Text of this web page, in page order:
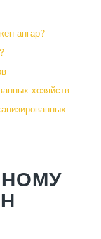
ангар?
хозяйств